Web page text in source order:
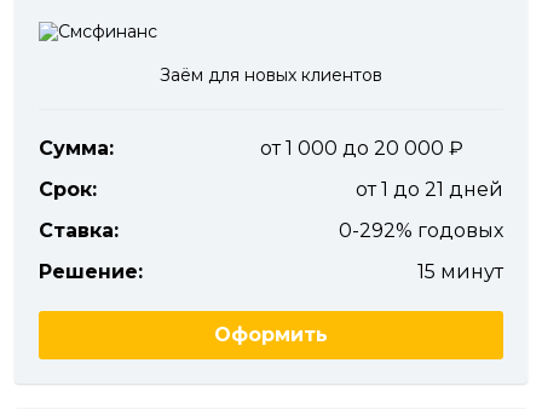
Заём для новых клиентов
Сумма:
от 1 000 до 20 000
Срок:
от 1 до 21 дней
Ставка:
0-292% годовых
Решение:
15 минут
Оформить